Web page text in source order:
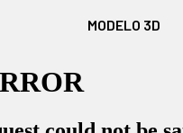
MODELO 3D